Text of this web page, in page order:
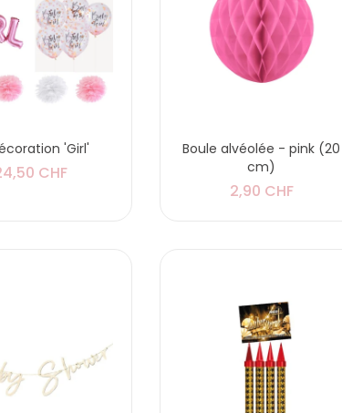
'Girl'
CHF
Boule alvéolée - pink (20
cm)
2,90 CHF